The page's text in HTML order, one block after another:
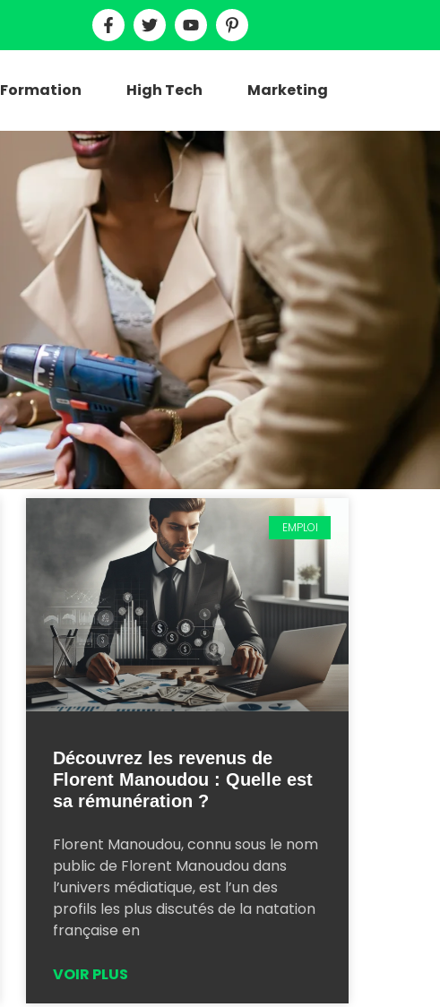
Formation High Tech Marketing
EMPLOI
Découvrez les revenus de
Florent Manoudou : Quelle est
sa rémunération ?
Florent Manoudou, connu sous le nom
public de Florent Manoudou dans
l’univers médiatique, est l’un des
profils les plus discutés de la natation
française en
VOIR PLUS